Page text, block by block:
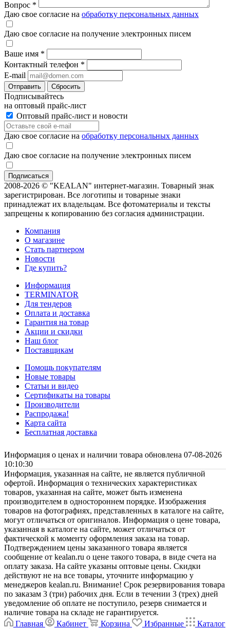
Вопрос *
Даю свое согласие на обработку персональных данных
Даю свое согласие на получение электронных писем
Ваше имя *
Контактный телефон *
E-mail
Отправить Сбросить
Подписывайтесь
на оптовый прайс-лист
Оптовый прайс-лист и новости
Даю свое согласие на обработку персональных данных
Даю свое согласие на получение электронных писем
2008-2026 © "KEALAN" интернет-магазин. Товарный знак
зарегистрирован. Все логотипы и товарные знаки
принадлежат их владельцам. Все фотоматериалы и тексты
запрещены к копированию без согласия администрации.
Компания
О магазине
Стать партнером
Новости
Где купить?
Информация
TERMINATOR
Для тендеров
Оплата и доставка
Гарантия на товар
Акции и скидки
Наш блог
Поставщикам
Помощь покупателям
Новые товары
Статьи и видео
Сертификаты на товары
Производители
Распродажа!
Карта сайта
Бесплатная доставка
Информация о ценах и наличии товара обновлена 07-08-2026
10:10:30
Информация, указанная на сайте, не является публичной
офертой. Информация о технических характеристиках
товаров, указанная на сайте, может быть изменена
производителем в одностороннем порядке. Изображения
товаров на фотографиях, представленных в каталоге на сайте,
могут отличаться от оригиналов. Информация о цене товара,
указанная в каталоге на сайте, может отличаться от
фактической к моменту оформления заказа на товар.
Подтверждением цены заказанного товара является
сообщение от kealan.ru о цене такого товара, в виде счета на
оплату заказа. На сайте указаны оптовые цены. Скидки
действуют не на все товары, уточните информацию у
менеджеров kealan.ru. Внимание! Срок резервирования товара
по заказам 3 (три) рабочих дня. Если в течении 3 (трех) дней
уведомление об оплате не поступило, резерв снимается и
наличие товара на складе не гарантируется.
Главная
Кабинет Корзина Избранные
Каталог